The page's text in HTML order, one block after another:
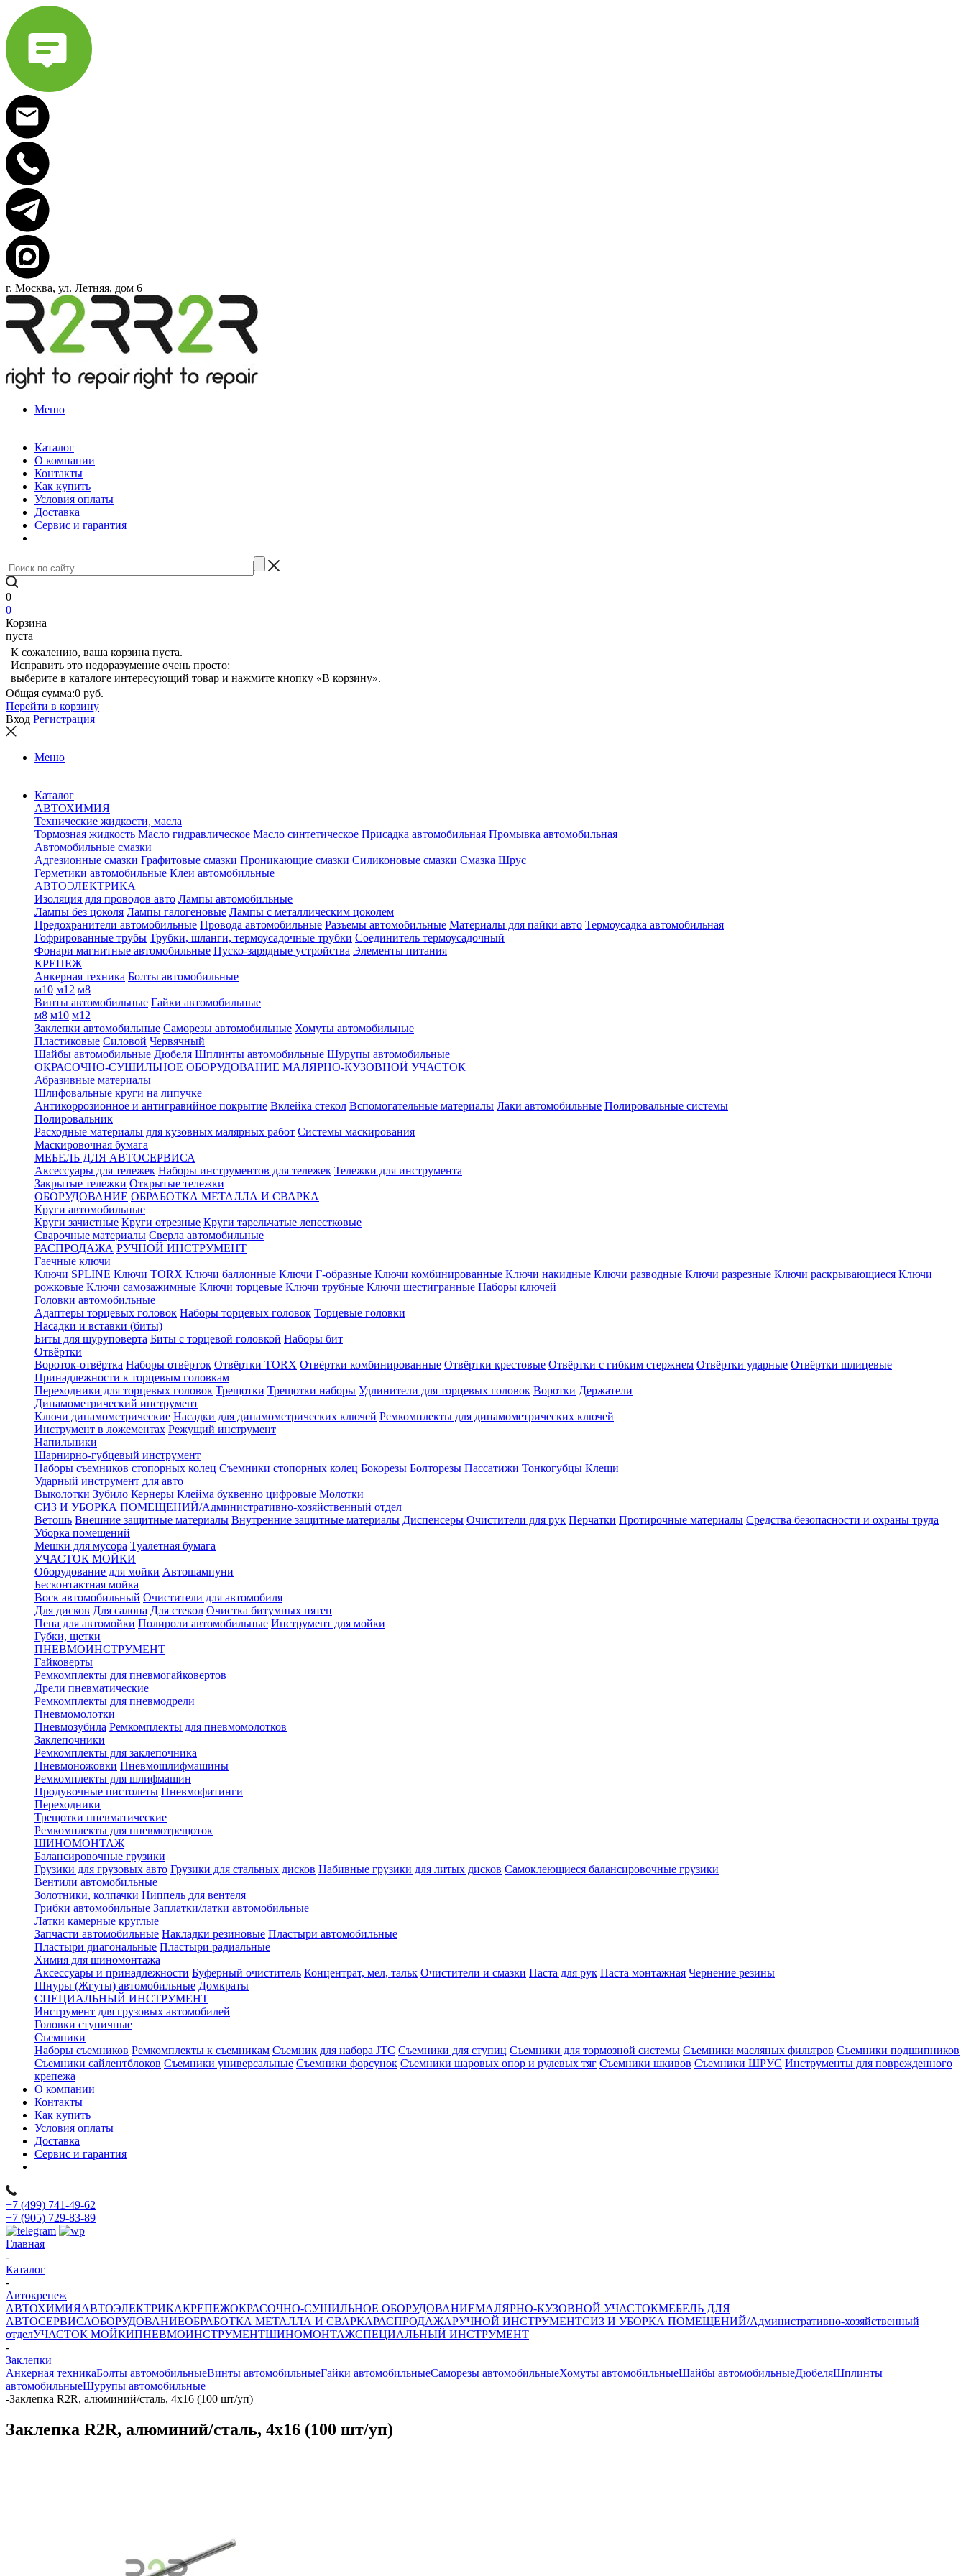
г. Москва, ул. Летняя, дом 6
Меню
Каталог
О компании
Контакты
Как купить
Условия оплаты
Доставка
Сервис и гарантия
0
0
Корзина
пуста
К сожалению, ваша корзина пуста.
Исправить это недоразумение очень просто:
выберите в каталоге интересующий товар и нажмите кнопку «В корзину».
Общая сумма:0 руб.
Перейти в корзину
Вход Регистрация
Меню
Каталог
АВТОХИМИЯ
Технические жидкости, масла
Тормозная жидкость Масло гидравлическое Масло синтетическое Присадка автомобильная Промывка автомобильная
Автомобильные смазки
Адгезионные смазки Графитовые смазки Проникающие смазки Силиконовые смазки Смазка Шрус
Герметики автомобильные Клеи автомобильные
АВТОЭЛЕКТРИКА
Изоляция для проводов авто Лампы автомобильные
Лампы без цоколя Лампы галогеновые Лампы с металлическим цоколем
Предохранители автомобильные Провода автомобильные Разъемы автомобильные Материалы для пайки авто Термоусадка автомобильная
Гофрированные трубы Трубки, шланги, термоусадочные трубки Соединитель термоусадочный
Фонари магнитные автомобильные Пуско-зарядные устройства Элементы питания
КРЕПЕЖ
Анкерная техника Болты автомобильные
м10 м12 м8
Винты автомобильные Гайки автомобильные
м8 м10 м12
Заклепки автомобильные Саморезы автомобильные Хомуты автомобильные
Пластиковые Силовой Червячный
Шайбы автомобильные Дюбеля Шплинты автомобильные Шурупы автомобильные
ОКРАСОЧНО-СУШИЛЬНОЕ ОБОРУДОВАНИЕ МАЛЯРНО-КУЗОВНОЙ УЧАСТОК
Абразивные материалы
Шлифовальные круги на липучке
Антикоррозионное и антигравийное покрытие Вклейка стекол Вспомогательные материалы Лаки автомобильные Полировальные системы
Полировальник
Расходные материалы для кузовных малярных работ Системы маскирования
Маскировочная бумага
МЕБЕЛЬ ДЛЯ АВТОСЕРВИСА
Аксессуары для тележек Наборы инструментов для тележек Тележки для инструмента
Закрытые тележки Открытые тележки
ОБОРУДОВАНИЕ ОБРАБОТКА МЕТАЛЛА И СВАРКА
Круги автомобильные
Круги зачистные Круги отрезные Круги тарельчатые лепестковые
Сварочные материалы Сверла автомобильные
РАСПРОДАЖА РУЧНОЙ ИНСТРУМЕНТ
Гаечные ключи
Ключи SPLINE Ключи TORX Ключи баллонные Ключи Г-образные Ключи комбинированные Ключи накидные Ключи разводные Ключи разрезные Ключи раскрывающиеся Ключи
рожковые Ключи самозажимные Ключи торцевые Ключи трубные Ключи шестигранные Наборы ключей
Головки автомобильные
Адаптеры торцевых головок Наборы торцевых головок Торцевые головки
Насадки и вставки (биты)
Биты для шуруповерта Биты с торцевой головкой Наборы бит
Отвёртки
Вороток-отвёртка Наборы отвёрток Отвёртки TORX Отвёртки комбинированные Отвёртки крестовые Отвёртки с гибким стержнем Отвёртки ударные Отвёртки шлицевые
Принадлежности к торцевым головкам
Переходники для торцевых головок Трещотки Трещотки наборы Удлинители для торцевых головок Воротки Держатели
Динамометрический инструмент
Ключи динамометрические Насадки для динамометрических ключей Ремкомплекты для динамометрических ключей
Инструмент в ложементах Режущий инструмент
Напильники
Шарнирно-губцевый инструмент
Наборы съемников стопорных колец Съемники стопорных колец Бокорезы Болторезы Пассатижи Тонкогубцы Клещи
Ударный инструмент для авто
Выколотки Зубило Кернеры Клейма буквенно цифровые Молотки
СИЗ И УБОРКА ПОМЕЩЕНИЙ/Административно-хозяйственный отдел
Ветошь Внешние защитные материалы Внутренние защитные материалы Диспенсеры Очистители для рук Перчатки Протирочные материалы Средства безопасности и охраны труда
Уборка помещений
Мешки для мусора Туалетная бумага
УЧАСТОК МОЙКИ
Оборудование для мойки Автошампуни
Бесконтактная мойка
Воск автомобильный Очистители для автомобиля
Для дисков Для салона Для стекол Очистка битумных пятен
Пена для автомойки Полироли автомобильные Инструмент для мойки
Губки, щетки
ПНЕВМОИНСТРУМЕНТ
Гайковерты
Ремкомплекты для пневмогайковертов
Дрели пневматические
Ремкомплекты для пневмодрели
Пневмомолотки
Пневмозубила Ремкомплекты для пневмомолотков
Заклепочники
Ремкомплекты для заклепочника
Пневмоножовки Пневмошлифмашины
Ремкомплекты для шлифмашин
Продувочные пистолеты Пневмофитинги
Переходники
Трещотки пневматические
Ремкомплекты для пневмотрещоток
ШИНОМОНТАЖ
Балансировочные грузики
Грузики для грузовых авто Грузики для стальных дисков Набивные грузики для литых дисков Самоклеющиеся балансировочные грузики
Вентили автомобильные
Золотники, колпачки Ниппель для вентеля
Грибки автомобильные Заплатки/латки автомобильные
Латки камерные круглые
Запчасти автомобильные Накладки резиновые Пластыри автомобильные
Пластыри диагональные Пластыри радиальные
Химия для шиномонтажа
Аксессуары и принадлежности Буферный очиститель Концентрат, мел, тальк Очистители и смазки Паста для рук Паста монтажная Чернение резины
Шнуры (Жгуты) автомобильные Домкраты
СПЕЦИАЛЬНЫЙ ИНСТРУМЕНТ
Инструмент для грузовых автомобилей
Головки ступичные
Съемники
Наборы съемников Ремкомплекты к съемникам Съемник для набора JTC Съемники для ступиц Съемники для тормозной системы Съемники масляных фильтров Съемники подшипников
Съемники сайлентблоков Съемники универсальные Съемники форсунок Съемники шаровых опор и рулевых тяг Съемники шкивов Съемники ШРУС Инструменты для поврежденного
крепежа
О компании
Контакты
Как купить
Условия оплаты
Доставка
Сервис и гарантия
+7 (499) 741-49-62
+7 (905) 729-83-89
Главная
-
Каталог
-
Автокрепеж
АВТОХИМИЯАВТОЭЛЕКТРИКАКРЕПЕЖОКРАСОЧНО-СУШИЛЬНОЕ ОБОРУДОВАНИЕМАЛЯРНО-КУЗОВНОЙ УЧАСТОКМЕБЕЛЬ ДЛЯ
АВТОСЕРВИСАОБОРУДОВАНИЕОБРАБОТКА МЕТАЛЛА И СВАРКАРАСПРОДАЖАРУЧНОЙ ИНСТРУМЕНТСИЗ И УБОРКА ПОМЕЩЕНИЙ/Административно-хозяйственный
отделУЧАСТОК МОЙКИПНЕВМОИНСТРУМЕНТШИНОМОНТАЖСПЕЦИАЛЬНЫЙ ИНСТРУМЕНТ
-
Заклепки
Анкерная техникаБолты автомобильныеВинты автомобильныеГайки автомобильныеСаморезы автомобильныеХомуты автомобильныеШайбы автомобильныеДюбеляШплинты
автомобильныеШурупы автомобильные
-Заклепка R2R, алюминий/сталь, 4х16 (100 шт/уп)
Заклепка R2R, алюминий/сталь, 4х16 (100 шт/уп)